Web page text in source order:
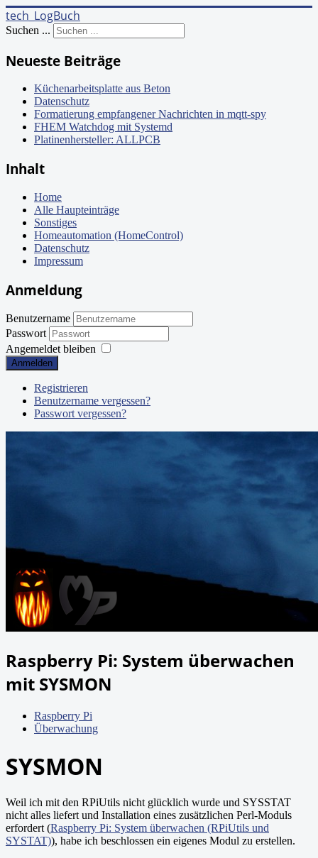
tech_LogBuch
Suchen ...
Neueste Beiträge
Küchenarbeitsplatte aus Beton
Datenschutz
Formatierung empfangener Nachrichten in mqtt-spy
FHEM Watchdog mit Systemd
Platinenhersteller: ALLPCB
Inhalt
Home
Alle Haupteinträge
Sonstiges
Homeautomation (HomeControl)
Datenschutz
Impressum
Anmeldung
Benutzername
Passwort
Angemeldet bleiben
Anmelden
Registrieren
Benutzername vergessen?
Passwort vergessen?
Raspberry Pi: System überwachen
mit SYSMON
Raspberry Pi
Überwachung
SYSMON
Weil ich mit den RPiUtils nicht glücklich wurde und SYSSTAT
nicht alles liefert und Installation eines zusätzlichen Perl-Moduls
erfordert (Raspberry Pi: System überwachen (RPiUtils und
SYSTAT)), habe ich beschlossen ein eigenes Modul zu erstellen.